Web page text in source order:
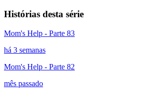
Histórias desta série
Mom's Help - Parte 83
há 3 semanas
Mom's Help - Parte 82
mês passado